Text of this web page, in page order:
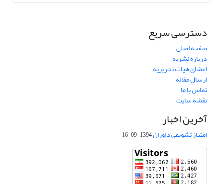
دسترسی سریع
صفحه اصلی
درباره نشریه
اعضای هیات تحریریه
ارسال مقاله
تماس با ما
نقشه سایت
آخرین اخبار
امتیاز تشویقی داوران1394-09-16